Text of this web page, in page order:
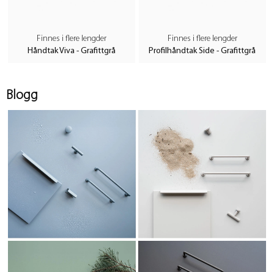
Finnes i flere lengder
Håndtak Viva - Grafittgrå
Finnes i flere lengder
Profilhåndtak Side - Grafittgrå
Blogg